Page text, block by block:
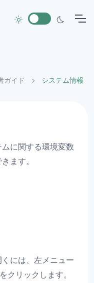
ガイド システム情報
に関する環境変数
ます。
には、左メニュー
リックします。